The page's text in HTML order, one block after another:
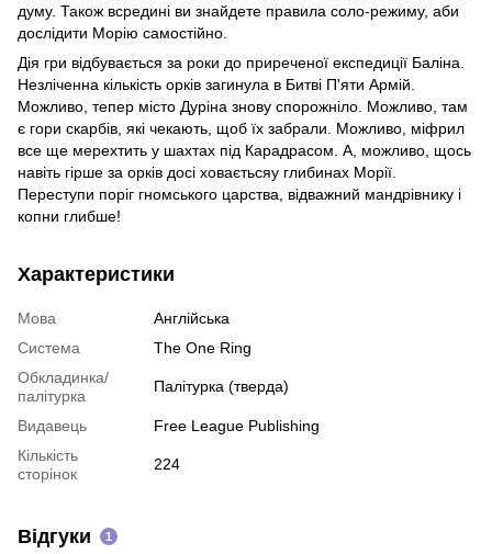
думу. Також всредині ви знайдете правила соло-режиму, аби
дослідити Морію самостійно.
Дія гри відбувається за роки до приреченої експедиції Баліна.
Незліченна кількість орків загинула в Битві П'яти Армій.
Можливо, тепер місто Дуріна знову спорожніло. Можливо, там
є гори скарбів, які чекають, щоб їх забрали. Можливо, міфрил
все ще мерехтить у шахтах під Карадрасом. А, можливо, щось
навіть гірше за орків досі ховаєтьсяу глибинах Морії.
Переступи поріг гномського царства, відважний мандрівнику і
копни глибше!
Характеристики
Мова
Англійська
Система
The One Ring
Обкладинка/
палітурка
Палітурка (тверда)
Видавець
Free League Publishing
Кількість
сторінок
224
Відгуки 1